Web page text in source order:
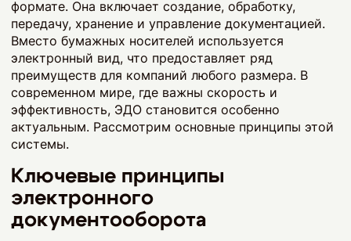
формате. Она включает создание, обработку,
передачу, хранение и управление документацией.
Вместо бумажных носителей используется
электронный вид, что предоставляет ряд
преимуществ для компаний любого размера. В
современном мире, где важны скорость и
эффективность, ЭДО становится особенно
актуальным. Рассмотрим основные принципы этой
системы.
Ключевые принципы
электронного
документооборота